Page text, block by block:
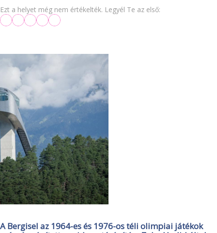
Ezt a helyet még nem értékelték. Legyél Te az első:
A Bergisel az 1964-es és 1976-os téli olimpiai játékok